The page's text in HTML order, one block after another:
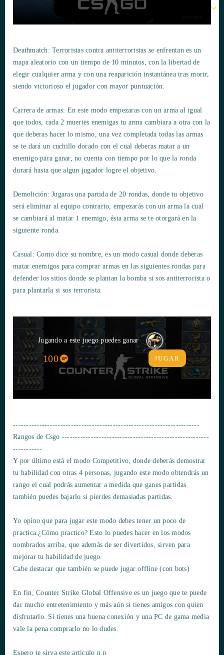
Deathmatch: Terroristas contra antiterroristas se enfrentan es un
mapa aleatorio con un tiempo de 10 minutos, con la libertad de
elegir cualquier arma y con una reaparición instantánea tras morir,
siendo victorioso el jugador con mayor puntuación.
Carrera de armas: En este modo empezaras con un arma al igual
que todos, cada 2 muertes enemigas tu arma cambiara a otra con la
que deberas hacer lo mismo, una vez completada todas las armas
se te dará un cuchillo dorado con el cual deberas matar a un
enemigo para ganar, no cuenta con tiempo por lo que la ronda
durará hasta que algun jugador logre el objetivo.
Demolición: Jugaras una partida de 20 rondas, donde tu objetivo
será eliminar al equipo contrario, empezarás con un arma la cual
se cambiará al matar 1 enemigo, ésta arma se te otorgará en la
siguiente ronda.
Casual: Como dice su nombre, es un modo casual donde deberas
matar enemigos para comprar armas en las siguientes rondas para
defender los sitios donde se plantan la bomba si sos antiterrorista o
para plantarla si sos terrorista.
Jugando a este juego puedes ganar
100 JUGAR
-----------------------------------------------------------------------
Rangos de Csgo --------------------------------------------------------
-----------
Y por último está el modo Competitivo, donde deberás demostrar
tu habilidad con otras 4 personas, jugando este modo obtendrás un
rango el cual podrás aumentar a medida que ganes partidas
también puedes bajarlo si pierdes demasiadas partidas.
Yo opino que para jugar este modo debes tener un poco de
practica.¿Cómo practico? Esto lo puedes hacer en los modos
nombrados arriba, que además de ser divertidos, sirven para
mejorar tu habilidad de juego.
Cabe destacar que también se puede jugar offline (con bots)
En fin, Counter Strike Global Offensive es un juego que te puede
dar mucho entretenimiento y más aún si tienes amigos con quien
disfrutarlo. Si tienes una buena conexión y una PC de gama media
vale la pena comprarlo no lo dudes.
Espero te sirva este articulo n.n